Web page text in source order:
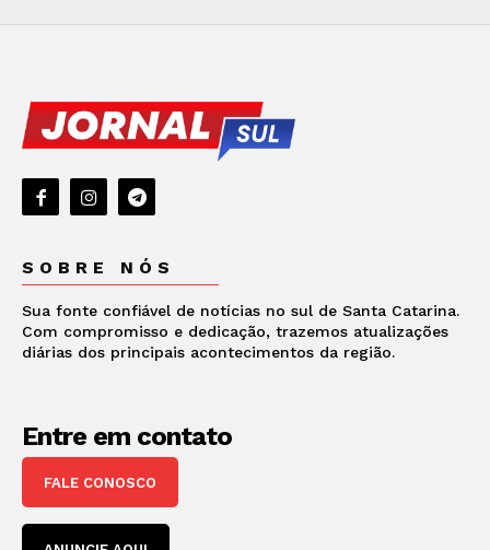
SOBRE NÓS
Sua fonte confiável de notícias no sul de Santa Catarina.
Com compromisso e dedicação, trazemos atualizações
diárias dos principais acontecimentos da região.
Entre em contato
FALE CONOSCO